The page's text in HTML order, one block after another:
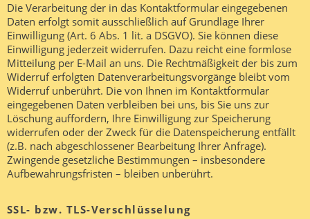
Die Verarbeitung der in das Kontaktformular eingegebenen
Daten erfolgt somit ausschließlich auf Grundlage Ihrer
Einwilligung (Art. 6 Abs. 1 lit. a DSGVO). Sie können diese
Einwilligung jederzeit widerrufen. Dazu reicht eine formlose
Mitteilung per E-Mail an uns. Die Rechtmäßigkeit der bis zum
Widerruf erfolgten Datenverarbeitungsvorgänge bleibt vom
Widerruf unberührt. Die von Ihnen im Kontaktformular
eingegebenen Daten verbleiben bei uns, bis Sie uns zur
Löschung auffordern, Ihre Einwilligung zur Speicherung
widerrufen oder der Zweck für die Datenspeicherung entfällt
(z.B. nach abgeschlossener Bearbeitung Ihrer Anfrage).
Zwingende gesetzliche Bestimmungen – insbesondere
Aufbewahrungsfristen – bleiben unberührt.
SSL- bzw. TLS-Verschlüsselung